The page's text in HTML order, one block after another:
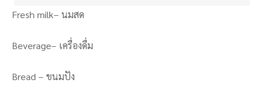
Fresh milk– นมสด
Beverage– เครื่องดื่ม
Bread – ขนมปัง